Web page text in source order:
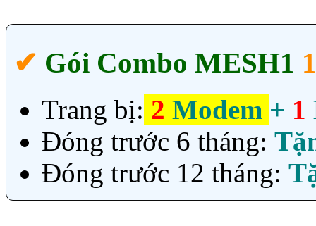
✔‎ Gói Combo MESH1
Trang bị: 2 Modem + 1
Đóng trước 6 tháng:
Đóng trước 12 tháng: